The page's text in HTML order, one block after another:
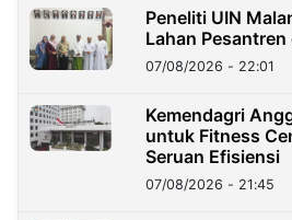
Peneliti UIN
Lahan
07/08/2026 - 22:01
Kemendagri
untuk Fitness
Seruan Efisiensi
07/08/2026 - 21:45